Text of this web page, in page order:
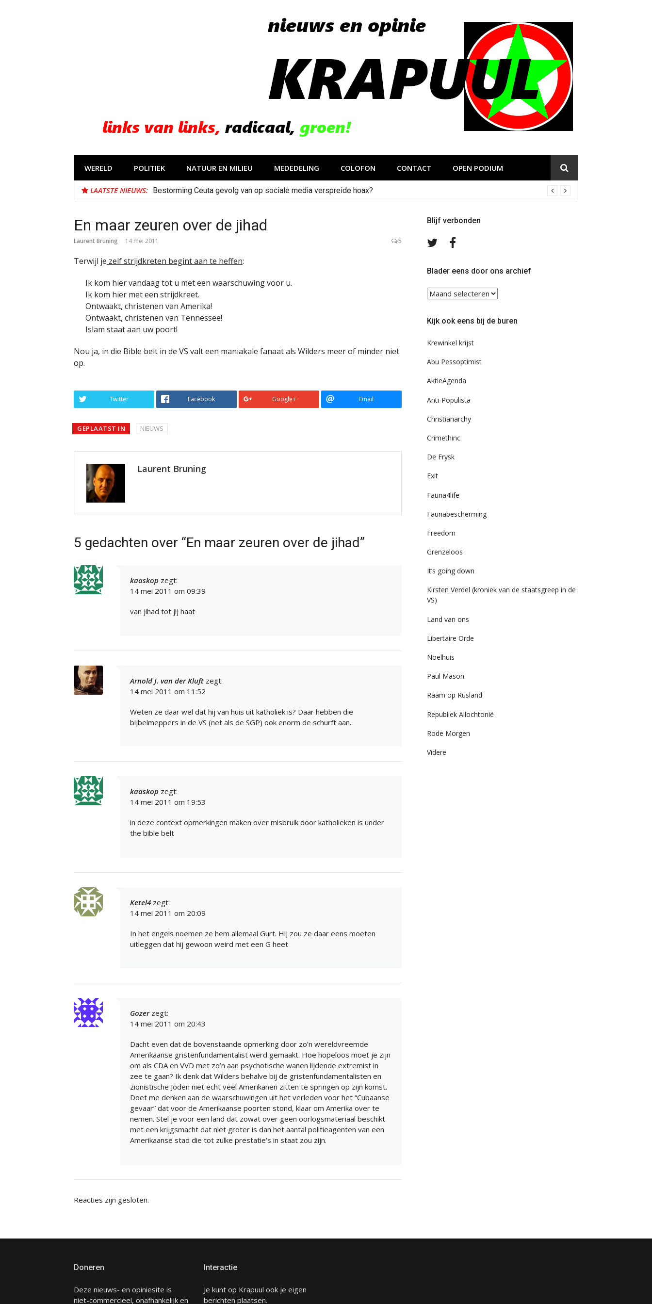
WERELD POLITIEK NATUUR EN MILIEU MEDEDELING COLOFON CONTACT OPEN PODIUM
LAATSTE NIEUWS: Bestorming Ceuta gevolg van op sociale media verspreide hoax?
En maar zeuren over de jihad
Laurent Bruning 14 mei 2011 5
Terwijl je zelf strijdkreten begint aan te heffen:
Ik kom hier vandaag tot u met een waarschuwing voor u.
Ik kom hier met een strijdkreet.
Ontwaakt, christenen van Amerika!
Ontwaakt, christenen van Tennessee!
Islam staat aan uw poort!
Nou ja, in die Bible belt in de VS valt een maniakale fanaat als Wilders meer of minder niet
op.
Twitter Facebook Google+ Email
GEPLAATST IN NIEUWS
Laurent Bruning
5 gedachten over “En maar zeuren over de jihad”
kaaskop zegt:
14 mei 2011 om 09:39
van jihad tot jij haat
Arnold J. van der Kluft zegt:
14 mei 2011 om 11:52
Weten ze daar wel dat hij van huis uit katholiek is? Daar hebben die
bijbelmeppers in de VS (net als de SGP) ook enorm de schurft aan.
kaaskop zegt:
14 mei 2011 om 19:53
in deze context opmerkingen maken over misbruik door katholieken is under
the bible belt
Ketel4 zegt:
14 mei 2011 om 20:09
In het engels noemen ze hem allemaal Gurt. Hij zou ze daar eens moeten
uitleggen dat hij gewoon weird met een G heet
Gozer zegt:
14 mei 2011 om 20:43
Dacht even dat de bovenstaande opmerking door zo’n wereldvreemde
Amerikaanse gristenfundamentalist werd gemaakt. Hoe hopeloos moet je zijn
om als CDA en VVD met zo’n aan psychotische wanen lijdende extremist in
zee te gaan? Ik denk dat Wilders behalve bij de gristenfundamentalisten en
zionistische Joden niet echt veel Amerikanen zitten te springen op zijn komst.
Doet me denken aan de waarschuwingen uit het verleden voor het “Cubaanse
gevaar” dat voor de Amerikaanse poorten stond, klaar om Amerika over te
nemen. Stel je voor een land dat zowat over geen oorlogsmateriaal beschikt
met een krijgsmacht dat niet groter is dan het aantal politieagenten van een
Amerikaanse stad die tot zulke prestatie’s in staat zou zijn.
Reacties zijn gesloten.
Blijf verbonden
Volg
TwitterFacebook
Blader eens door ons archief
Blader
eens
ons
Kijk ook eens bij de buren
Krewinkel krijst
Abu Pessoptimist
AktieAgenda
Anti-Populista
Christianarchy
Crimethinc
De Frysk
Exit
Fauna4life
Faunabescherming
Freedom
Grenzeloos
It’s going down
Kirsten Verdel (kroniek van de staatsgreep in de
VS)
Land van ons
Libertaire Orde
Noelhuis
Paul Mason
Raam op Rusland
Republiek Allochtonië
Rode Morgen
Videre
Doneren
Deze nieuws- en opiniesite is
niet-commercieel, onafhankelijk en
Interactie
Je kunt op Krapuul ook je eigen
berichten plaatsen.